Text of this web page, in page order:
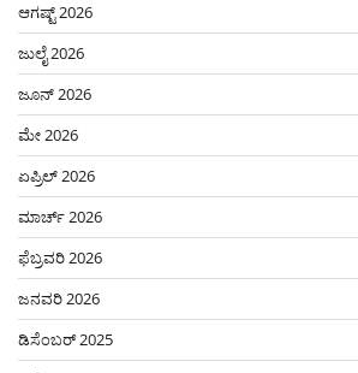
ಆಗಷ್ಟ್ 2026
ಜುಲೈ 2026
ಜೂನ್ 2026
ಮೇ 2026
ಏಪ್ರಿಲ್ 2026
ಮಾರ್ಚ್ 2026
ಫೆಬ್ರವರಿ 2026
ಜನವರಿ 2026
ಡಿಸೆಂಬರ್ 2025